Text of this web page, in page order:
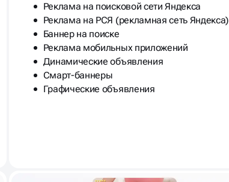
Реклама на поисковой сети Яндекса
Реклама на РСЯ (рекламная сеть Яндекса)
Баннер на поиске
Реклама мобильных приложений
Динамические объявления
Смарт-баннеры
Графические объявления